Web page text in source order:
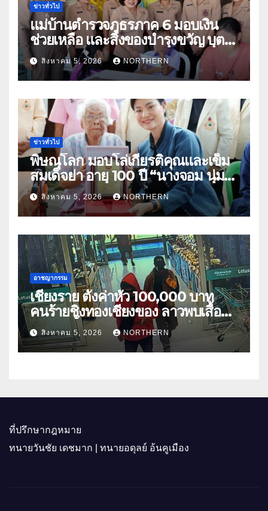
ข่าวทั่วไป
แม่บ้านตำรวจภูธรภาค 6 มอบเงิน
ช่วยเหลือ และสิ่งของบำรุงขวัญ บุตร-
ธิดา ข้าราชการตำรวจจังหวัด
อุทัยธานี
สิงหาคม 5, 2026 NORTHERN
ข่าวทั่วไป
พิษณุโลก มอบโล่เกียรติคุณและเข็ม
สมเด็จย่า อายุ 100 ปี “นางจอม นุ่ม
เนตร” ตำบลบ้านกร่าง อำเภอเมือง
สิงหาคม 5, 2026 NORTHERN
อาชญากรรม
เชียงราย ตั้งค่าหัว 100,000 บาท
คนร้ายชิงทองเชียงของ ลาวพบเสื้อผ้า
คนร้ายตั้งจุดตรวจตามเส้นทาง
สิงหาคม 5, 2026 NORTHERN
ที่ปรึกษากฎหมาย
ทนายวันชัย เดชมาก | ทนายอดุลย์ อ้นคูเมือง